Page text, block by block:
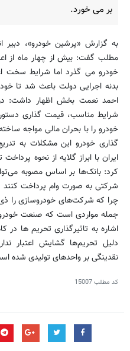
بر می خورد.
به گزارش «پرشین خودرو»، دبیر
مطلب گفت: بیش از چهار ماه از
خودرو می گذرد اما شرایط سخت
بدنه اجرایی دولت باعث شد تا
احمد نعمت بخش اظهار داشت:
شرایط مناسب، قیمت گذاری
خودرو را با بحران مالی مواجه
گذاری خودرو این مشکلات به
ایران با ابراز گلایه از نحوه
چرا که شرکت‌های خودروسازی را
جمله مواردی است که صنعت
اشاره به تاثیرگذاری تحریم ها
دلیل تحریم‌ها گشایش اعتبار
نقدینگی بر واحدهای تولیدی شده
کد مطلب15007